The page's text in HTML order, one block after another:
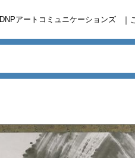
DNPアートコミュニケーションズ ｜